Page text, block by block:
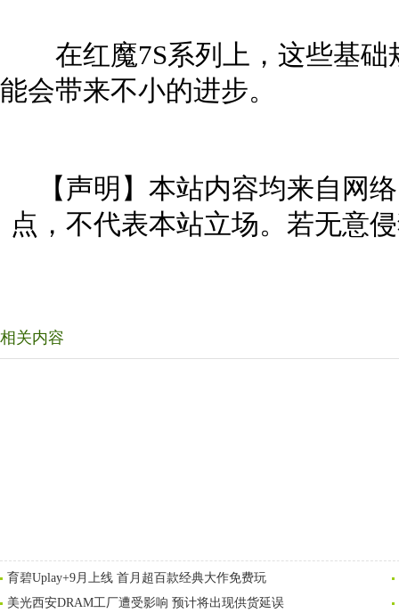
在红魔7S系列上，这些基础
能会带来不小的进步。
【声明】本站内容均来自网
点，不代表本站立场。若无意
相关内容
育碧Uplay+9月上线 首月超百款经典大作免费玩
美光西安DRAM工厂遭受影响 预计将出现供货延误